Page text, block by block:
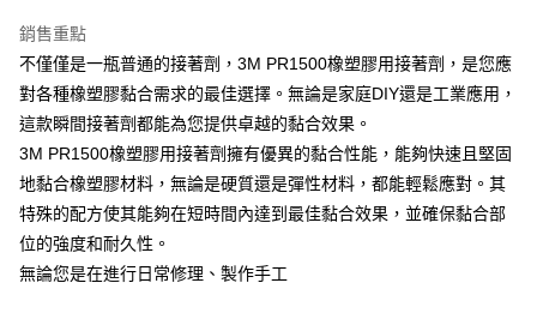
付款後全家取貨
7-11取貨付款
每筆NT$60
付款後7-11取貨
每筆NT$60
新竹物流(大件商品、貨量較大)
銷售重點
不僅僅是一瓶普通的接著劑，3M PR1500橡塑膠用接著劑，是您應
對各種橡塑膠黏合需求的最佳選擇。無論是家庭DIY還是工業應用，
這款瞬間接著劑都能為您提供卓越的黏合效果。
3M PR1500橡塑膠用接著劑擁有優異的黏合性能，能夠快速且堅固
地黏合橡塑膠材料，無論是硬質還是彈性材料，都能輕鬆應對。其
特殊的配方使其能夠在短時間內達到最佳黏合效果，並確保黏合部
位的強度和耐久性。
無論您是在進行日常修理、製作手工